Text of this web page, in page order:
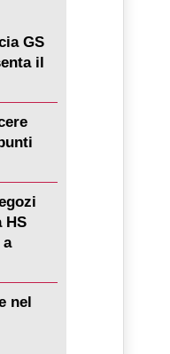
GS
il
HS
nel